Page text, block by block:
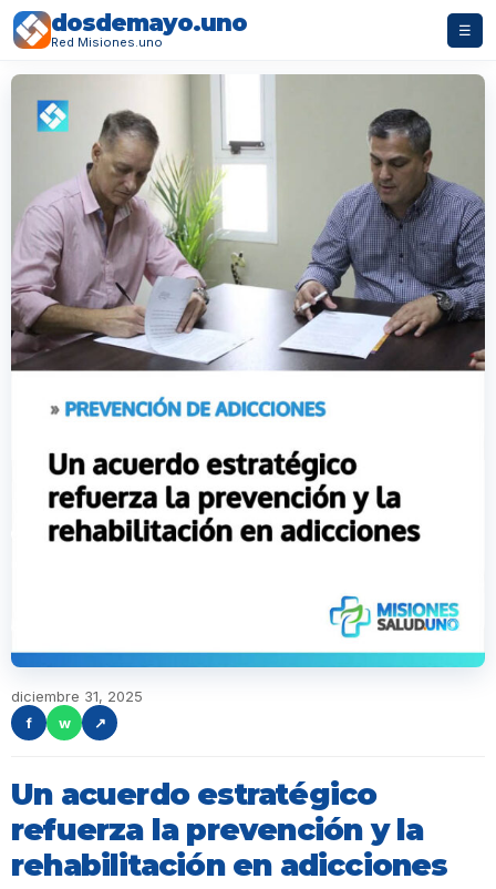
dosdemayo.uno
Red Misiones.uno
☰
diciembre 31, 2025
f
w ↗
Un acuerdo estratégico
refuerza la prevención y la
rehabilitación en adicciones